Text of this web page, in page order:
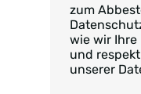
zum
wie wir Ihre
und
unserer